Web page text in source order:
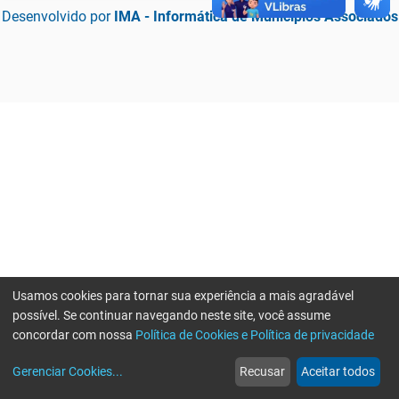
Desenvolvido por IMA - Informática de Municípios Associados
web
Notícias
more_horiz
Mais
Usamos cookies para tornar sua experiência a mais agradável
possível. Se continuar navegando neste site, você assume
concordar com nossa Política de Cookies e Política de privacidade
Gerenciar Cookies... Recusar Aceitar todos
Erro ao enviar informações, por favor tente novamente